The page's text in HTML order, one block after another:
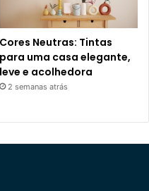
Cores Neutras: Tintas
para uma casa elegante,
leve e acolhedora
2 semanas atrás